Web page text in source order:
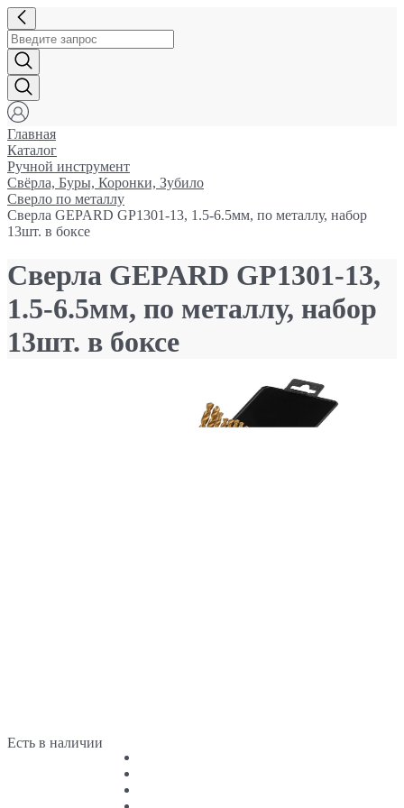
Главная
Каталог
Ручной инструмент
Свёрла, Буры, Коронки, Зубило
Сверло по металлу
Сверла GEPARD GP1301-13, 1.5-6.5мм, по металлу, набор
13шт. в боксе
Сверла GEPARD GP1301-13,
1.5-6.5мм, по металлу, набор
13шт. в боксе
Есть в наличии